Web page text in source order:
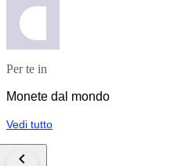
Per te in
Monete dal mondo
Vedi tutto